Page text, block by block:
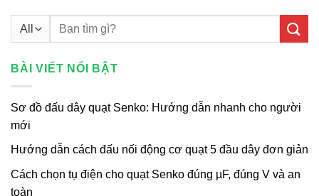
Tìm
BÀI VIẾT NỔI BẬT
Sơ đồ đấu dây quạt Senko: Hướng dẫn nhanh cho người
mới
Hướng dẫn cách đấu nối động cơ quạt 5 đầu dây đơn giản
Cách chọn tụ điện cho quạt Senko đúng µF, đúng V và an
toàn